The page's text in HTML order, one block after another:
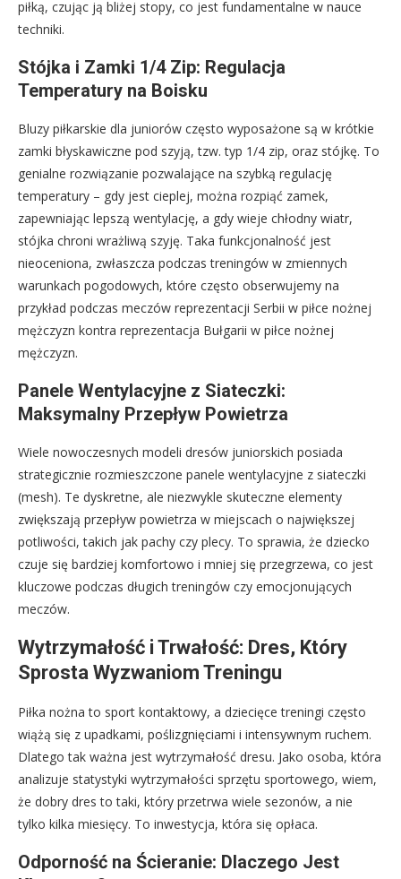
piłką, czując ją bliżej stopy, co jest fundamentalne w nauce
techniki.
Stójka i Zamki 1/4 Zip: Regulacja
Temperatury na Boisku
Bluzy piłkarskie dla juniorów często wyposażone są w krótkie
zamki błyskawiczne pod szyją, tzw. typ 1/4 zip, oraz stójkę. To
genialne rozwiązanie pozwalające na szybką regulację
temperatury – gdy jest cieplej, można rozpiąć zamek,
zapewniając lepszą wentylację, a gdy wieje chłodny wiatr,
stójka chroni wrażliwą szyję. Taka funkcjonalność jest
nieoceniona, zwłaszcza podczas treningów w zmiennych
warunkach pogodowych, które często obserwujemy na
przykład podczas meczów reprezentacji Serbii w piłce nożnej
mężczyzn kontra reprezentacja Bułgarii w piłce nożnej
mężczyzn.
Panele Wentylacyjne z Siateczki:
Maksymalny Przepływ Powietrza
Wiele nowoczesnych modeli dresów juniorskich posiada
strategicznie rozmieszczone panele wentylacyjne z siateczki
(mesh). Te dyskretne, ale niezwykle skuteczne elementy
zwiększają przepływ powietrza w miejscach o największej
potliwości, takich jak pachy czy plecy. To sprawia, że dziecko
czuje się bardziej komfortowo i mniej się przegrzewa, co jest
kluczowe podczas długich treningów czy emocjonujących
meczów.
Wytrzymałość i Trwałość: Dres, Który
Sprosta Wyzwaniom Treningu
Piłka nożna to sport kontaktowy, a dziecięce treningi często
wiążą się z upadkami, poślizgnięciami i intensywnym ruchem.
Dlatego tak ważna jest wytrzymałość dresu. Jako osoba, która
analizuje statystyki wytrzymałości sprzętu sportowego, wiem,
że dobry dres to taki, który przetrwa wiele sezonów, a nie
tylko kilka miesięcy. To inwestycja, która się opłaca.
Odporność na Ścieranie: Dlaczego Jest